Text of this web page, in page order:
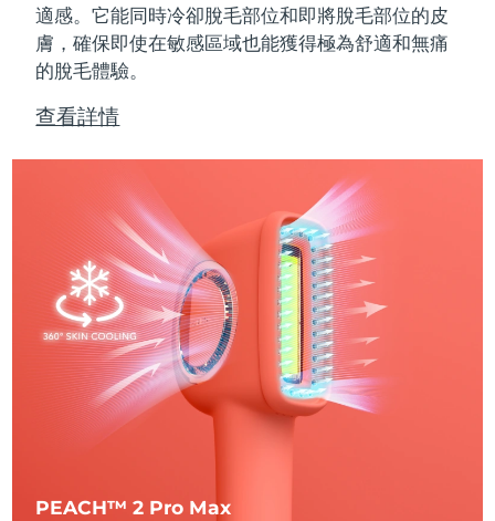
適感。它能同時冷卻脫毛部位和即將脫毛部位的皮
膚，確保即使在敏感區域也能獲得極為舒適和無痛
的脫毛體驗。
查看詳情
PEACH™ 2 Pro Max